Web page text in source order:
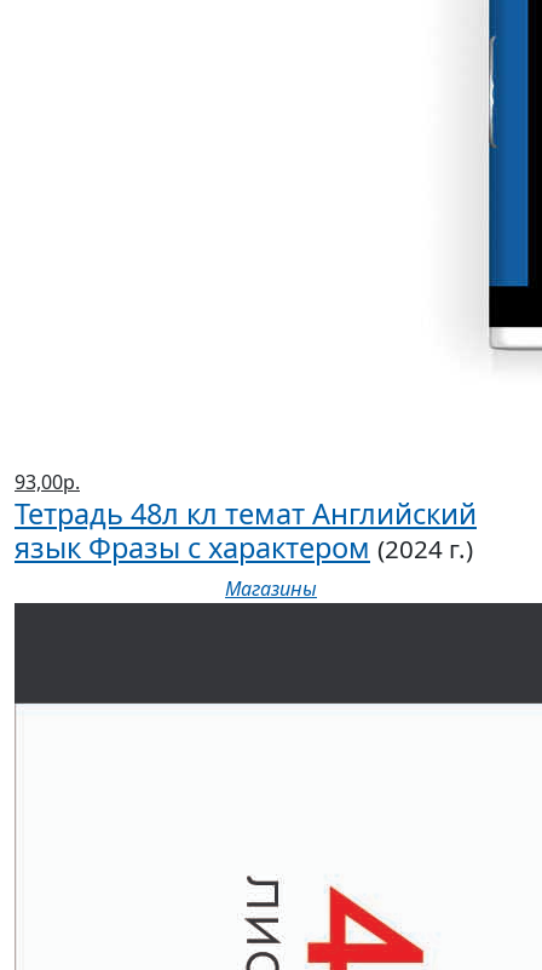
93,00р.
Тетрадь 48л кл темат Английский
язык Фразы с характером (2024 г.)
Магазины